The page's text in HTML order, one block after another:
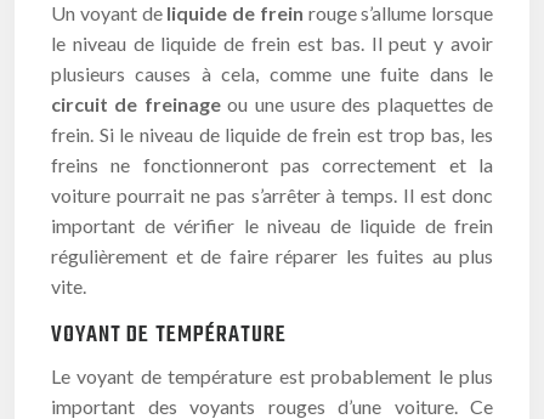
Un voyant de liquide de frein rouge s’allume lorsque
le niveau de liquide de frein est bas. Il peut y avoir
plusieurs causes à cela, comme une fuite dans le
circuit de freinageou une usure des plaquettes de
frein. Si le niveau de liquide de frein est trop bas, les
freins ne fonctionneront pas correctement et la
voiture pourrait ne pas s’arrêter à temps. Il est donc
important de vérifier le niveau de liquide de frein
régulièrement et de faire réparer les fuites au plus
vite.
VOYANT DE TEMPÉRATURE
Le voyant de température est probablement le plus
important des voyants rouges d’une voiture. Ce